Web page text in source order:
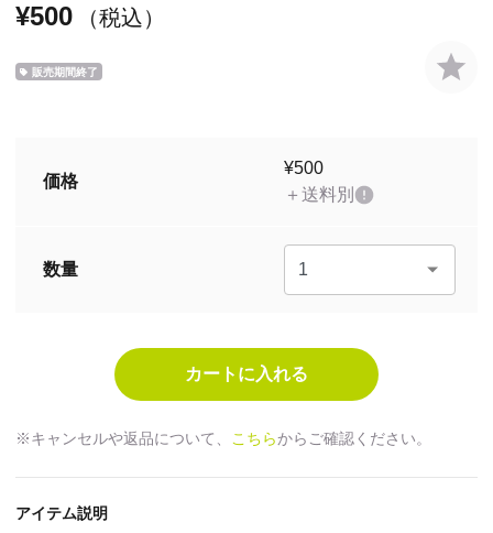
¥500 （税込）
販売期間終了
価格
¥500
＋送料別
数量
※キャンセルや返品について、 こちらからご確認ください。
アイテム説明